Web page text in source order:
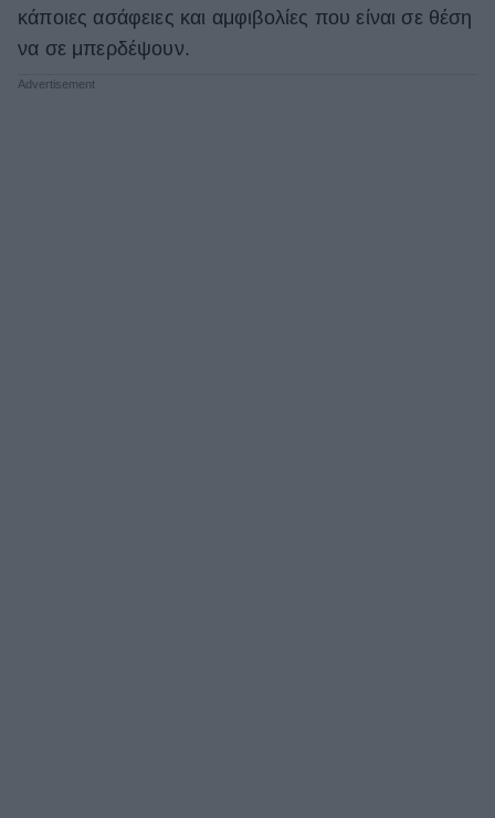
Χωρίς Ταμπέλες
κάποιες ασάφειες και αμφιβολίες που είναι σε θέση
να σε μπερδέψουν.